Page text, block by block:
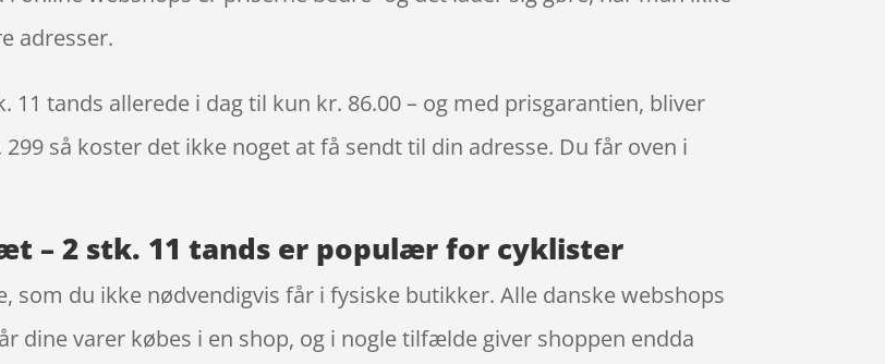
adresser.
11 tands allerede i dag til kun kr. 86.00 – og med prisgarantien, bliver
så koster det ikke noget at få sendt til din adresse. Du får oven i
– 2 stk. 11 tands er populær for cyklister
som du ikke nødvendigvis får i fysiske butikker. Alle danske webshops
dine varer købes i en shop, og i nogle tilfælde giver shoppen endda